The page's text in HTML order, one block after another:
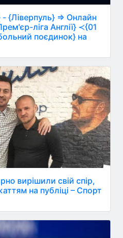
{Ліверпуль} ⇒ Онлайн
ліга Англії} ≺{01
поєдинок} на
вирішили свій спір,
на публіці – Спорт